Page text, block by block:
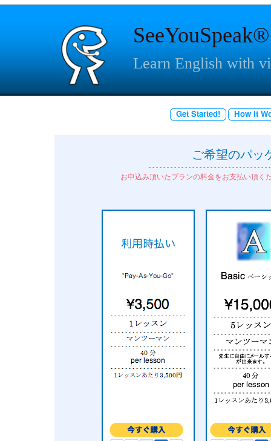
SeeYouSpeak®
Learn English with
Get Started! How It
ご希望のパッ
- - - - - - - - - - - - - - - - - - - - - - - - - - - - - - - - -
お申込み頂いたプランの料金をお支払い頂く